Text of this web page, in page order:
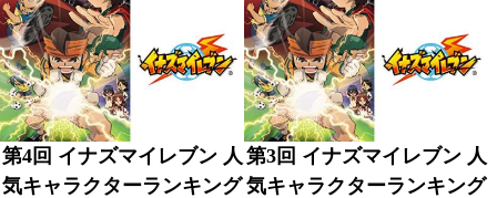
第4回 イナズマイレブン 人
気キャラクターランキング
第3回 イナズマイレブン 人
気キャラクターランキング